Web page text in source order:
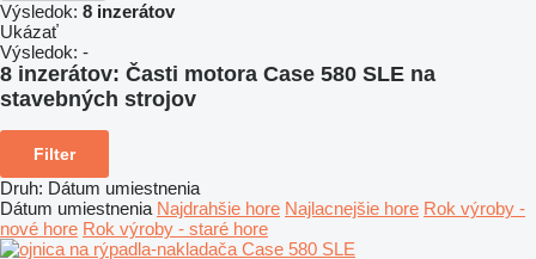
Výsledok: 8 inzerátov
Ukázať
Výsledok: -
8 inzerátov: Časti motora Case 580 SLE na
stavebných strojov
Filter
Druh: Dátum umiestnenia
Dátum umiestnenia Najdrahšie hore Najlacnejšie hore Rok výroby -
nové hore Rok výroby - staré hore